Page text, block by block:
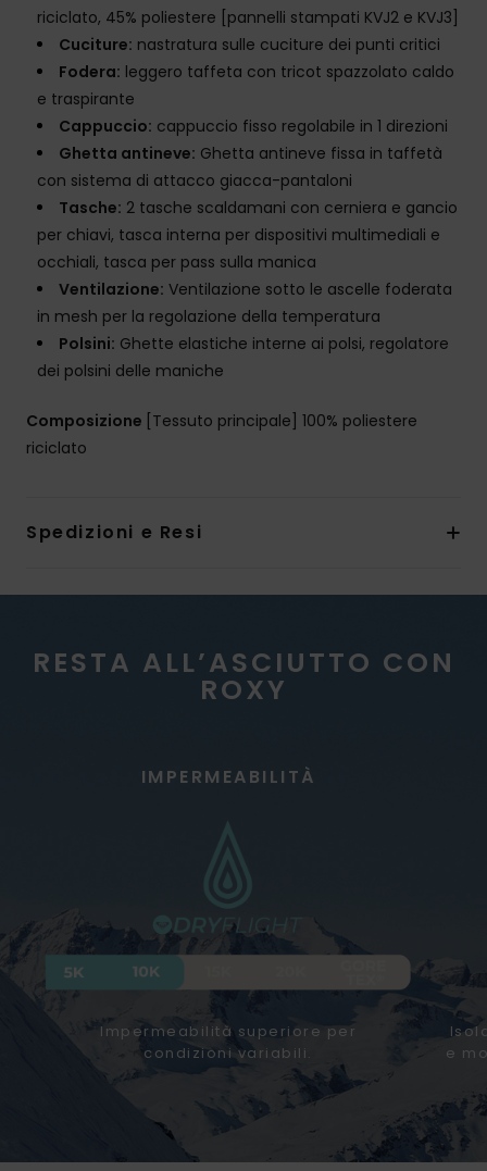
riciclato, 45% poliestere [pannelli stampati KVJ2 e KVJ3]
Cuciture: nastratura sulle cuciture dei punti critici
Fodera: leggero taffeta con tricot spazzolato caldo
e traspirante
Cappuccio: cappuccio fisso regolabile in 1 direzioni
Ghetta antineve: Ghetta antineve fissa in taffetà
con sistema di attacco giacca-pantaloni
Tasche: 2 tasche scaldamani con cerniera e gancio
per chiavi, tasca interna per dispositivi multimediali e
occhiali, tasca per pass sulla manica
Ventilazione: Ventilazione sotto le ascelle foderata
in mesh per la regolazione della temperatura
Polsini: Ghette elastiche interne ai polsi, regolatore
dei polsini delle maniche
Composizione [Tessuto principale] 100% poliestere
riciclato
Spedizioni e Resi
RESTA ALL’ASCIUTTO CON
ROXY
IMPERMEABILITÀ
Impermeabilità superiore per
condizioni variabili.
e